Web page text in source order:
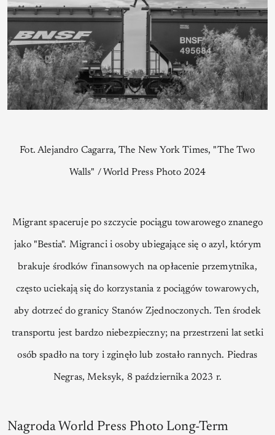
Fot. Alejandro Cagarra, The New York Times, "The Two
Walls" / World Press Photo 2024
Migrant spaceruje po szczycie pociągu towarowego znanego
jako "Bestia". Migranci i osoby ubiegające się o azyl, którym
brakuje środków finansowych na opłacenie przemytnika,
często uciekają się do korzystania z pociągów towarowych,
aby dotrzeć do granicy Stanów Zjednoczonych. Ten środek
transportu jest bardzo niebezpieczny; na przestrzeni lat setki
osób spadło na tory i zginęło lub zostało rannych. Piedras
Negras, Meksyk, 8 października 2023 r.
Nagroda World Press Photo Long-Term